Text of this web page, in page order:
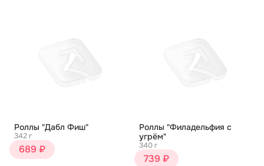
Роллы "Дабл Фиш"
342 г
689 ₽
Роллы "Филадельфия с
угрём"
340 г
739 ₽